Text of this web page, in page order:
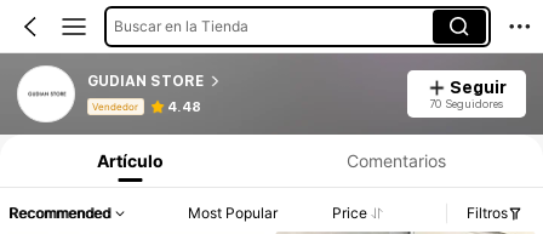
Buscar en la Tienda
GUDIAN STORE
Vendedor 4.48
Seguir
70 Seguidores
Artículo Comentarios
Recommended Most Popular Price Filtros